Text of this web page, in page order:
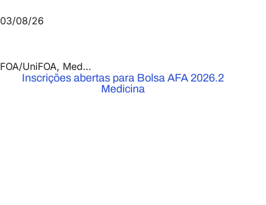
03/08/26
FOA/UniFOA, Medicina
Inscrições abertas para Bolsa AFA 2026.2
Medicina